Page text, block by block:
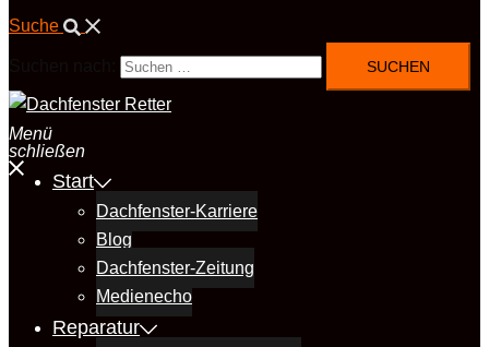
Suche
Menü
schließen
Start
Dachfenster-Karriere
Blog
Dachfenster-Zeitung
Medienecho
Reparatur